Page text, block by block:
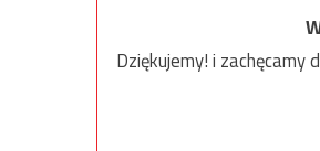
Dziękujemy! i zachęcamy